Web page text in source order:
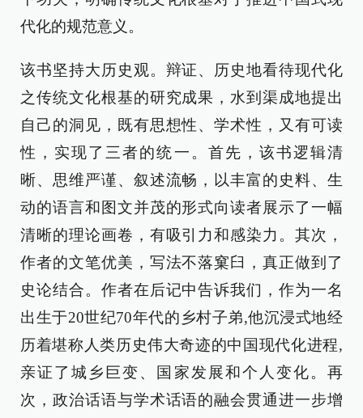
代化的规范意义。
该书坚持大历史观。辩证、历史地看待现代化
之传统文化根基的研究成果，水到渠成地提出
自己的洞见，既有思想性、学术性，又有可读
性，实现了三者的统一。首先，该书逻辑清
晰、思维严谨、叙述流畅，以丰富的史料、生
动的语言和图文并茂的形式向读者展示了一幅
清晰的理论画卷，有吸引力和感染力。其次，
作者的文笔优美，写法不落窠臼，真正做到了
史论结合。作者在后记中告诉我们，作为一名
出生于20世纪70年代的乡村子弟,他沉浸式地经
历着堪称人类历史伟大奇迹的中国现代化进程,
亲证了城乡巨变、国家发展和个人变化。再
次，政治话语与学术话语的融会贯通进一步增